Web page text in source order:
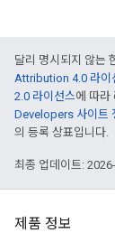
달리 명시되지 않는
Attribution 4.0 라이
2.0 라이선스에 따라
Developers 사이트
의 등록 상표입니다.
최종 업데이트:
제품 정보